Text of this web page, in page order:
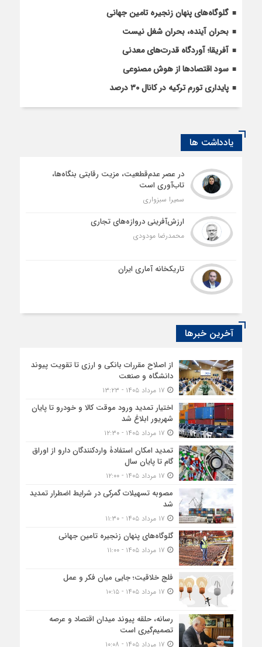
گلوگاه‌های پنهان زنجیره تامین جهانی
بحران آینده، بحران شغل نیست
آفریقا؛ آوردگاه قدرت‌های معدنی
سود اقتصاد‌ها از هوش مصنوعی
پایداری تورم ترکیه در کانال ۳۰ درصد
یادداشت ها
در عصر عدم‌قطعیت، مزیت رقابتی بنگاه‌ها،
تاب‌آوری است
سمیرا سبزواری
ارزش‌آفرینی دروازه‌های تجاری
محمدرضا مودودی
تاریکخانه آماری ایران
آخرین خبرها
از اصلاح مقررات بانکی و ارزی تا تقویت پیوند
دانشگاه و صنعت
اختیار تمدید ورود موقت کالا و خودرو تا پایان
شهریور ابلاغ شد
تمدید امکان استفادۀ واردکنندگان دارو از اوراق
گام تا پایان سال
مصوبه تسهیلات گمرکی در شرایط اضطرار تمدید
شد
گلوگاه‌های پنهان زنجیره تامین جهانی
فلج خلاقیت؛ جایی میان فکر و عمل
رسانه، حلقه پیوند میدان اقتصاد و عرصه
تصمیم‌گیری است